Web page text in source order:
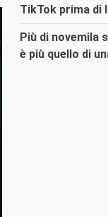
TikTok prima di
Più di novemila
è più quello di